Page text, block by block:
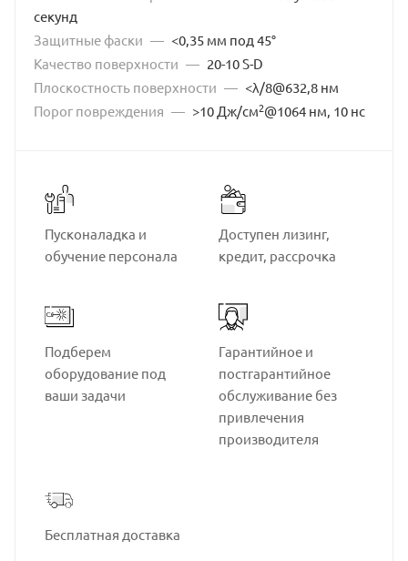
секунд
Защитные фаски — <0,35 мм под 45°
Качество поверхности — 20-10 S-D
Плоскостность поверхности — <λ/8@632,8 нм
Порог повреждения — >10 Дж/см2@1064 нм, 10 нс
Пусконаладка и
обучение персонала
Доступен лизинг,
кредит, рассрочка
Подберем
оборудование под
ваши задачи
Гарантийное и
постгарантийное
обслуживание без
привлечения
производителя
Бесплатная доставка